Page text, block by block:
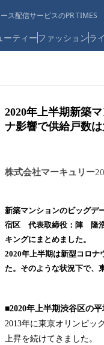
ス配信サービスのPR TIMES
ーティーファッションラ
2020年上半期新築
ナ影響で供給戸数は
株式会社マーキュリー
新築マンションのビッグデ
宿区 代表取締役：陣 隆浩
キングにまとめました。
2020年上半期は新型コロナ
た。そのような状況下で、
■2020年上半期渋谷区の
2013年に東京オリンピッ
上昇を続けてきました。